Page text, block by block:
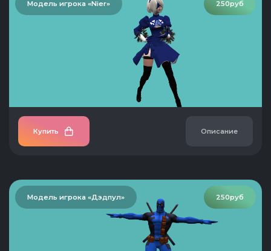
250руб
Модель игрока «Nier»
Купить Описание
250руб
Модель игрока «Дэдпул»